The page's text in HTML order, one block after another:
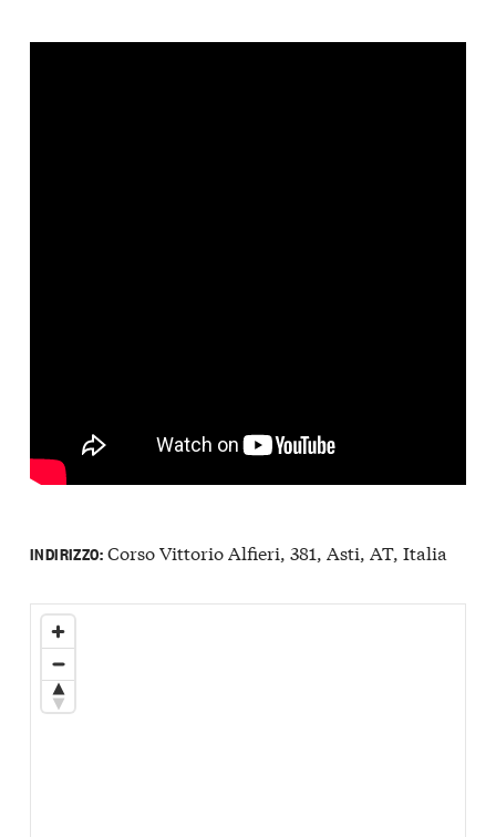
INDIRIZZO:Corso Vittorio Alfieri, 381, Asti, AT, Italia